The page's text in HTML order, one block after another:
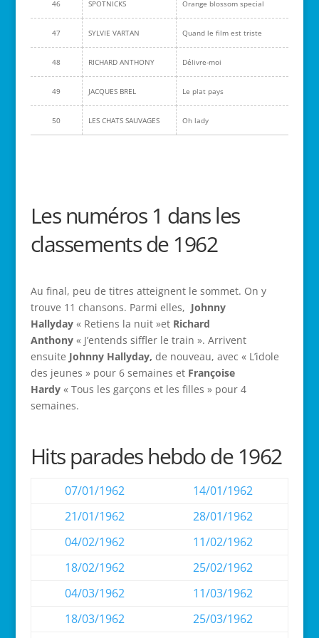
46 SPOTNICKS Orange blossom special
47 SYLVIE VARTAN Quand le film est triste
48 RICHARD ANTHONY Délivre-moi
49 JACQUES BREL Le plat pays
50 LES CHATS SAUVAGES Oh lady
Les numéros 1 dans les
classements de 1962
Au final, peu de titres atteignent le sommet. On y
trouve 11 chansons. Parmi elles, Johnny
Hallyday« Retiens la nuit »et Richard
Anthony« J’entends siffler le train ». Arrivent
ensuite Johnny Hallyday, de nouveau, avec « L’idole
des jeunes » pour 6 semaines et Françoise
Hardy« Tous les garçons et les filles » pour 4
semaines.
Hits parades hebdo de 1962
07/01/1962
14/01/1962
21/01/1962
28/01/1962
04/02/1962
11/02/1962
18/02/1962
25/02/1962
04/03/1962
11/03/1962
18/03/1962
25/03/1962